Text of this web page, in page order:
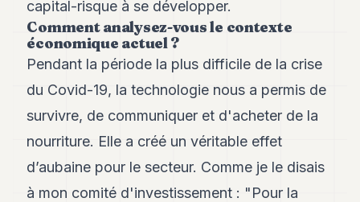
capital-risque à se développer.
Comment analysez-vous le contexte
économique actuel ?
Pendant la période la plus difficile de la crise
du Covid-19, la technologie nous a permis de
survivre, de communiquer et d'acheter de la
nourriture. Elle a créé un véritable effet
d’aubaine pour le secteur. Comme je le disais
à mon comité d'investissement : "Pour la